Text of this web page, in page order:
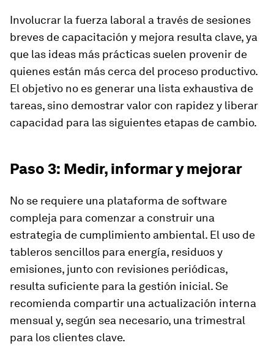
Involucrar la fuerza laboral a través de sesiones
breves de capacitación y mejora resulta clave, ya
que las ideas más prácticas suelen provenir de
quienes están más cerca del proceso productivo.
El objetivo no es generar una lista exhaustiva de
tareas, sino demostrar valor con rapidez y liberar
capacidad para las siguientes etapas de cambio.
Paso 3: Medir, informar y mejorar
No se requiere una plataforma de software
compleja para comenzar a construir una
estrategia de cumplimiento ambiental. El uso de
tableros sencillos para energía, residuos y
emisiones, junto con revisiones periódicas,
resulta suficiente para la gestión inicial. Se
recomienda compartir una actualización interna
mensual y, según sea necesario, una trimestral
para los clientes clave.